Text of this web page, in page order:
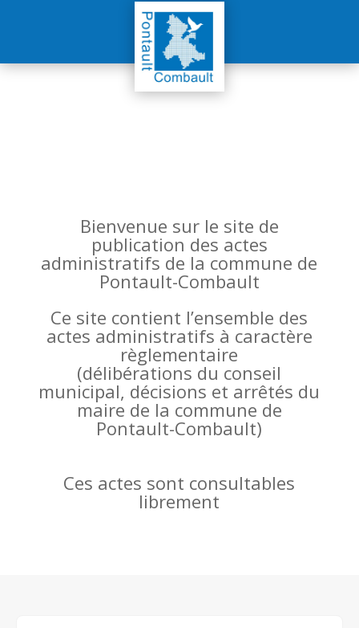
Bienvenue sur le site de
publication des actes
administratifs de la commune de
Pontault-Combault
Ce site contient l’ensemble des
actes administratifs à caractère
règlementaire
(délibérations du conseil
municipal, décisions et arrêtés du
maire de la commune de
Pontault-Combault)
Ces actes sont consultables
librement